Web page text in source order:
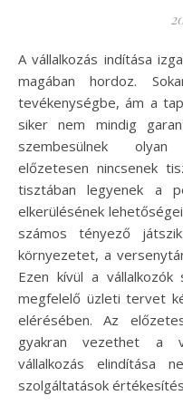
A vállalkozás indítása izgalmas, ugyanakkor sok kihívást is
magában hordoz.
tevékenységbe, ám a
siker nem mindig
szembesülnek olyan
előzetesen nincsenek
tisztában legyenek a
elkerülésének
számos tényező
környezetet, a
Ezen kívül a vállalkozók
megfelelő üzleti tervet
elérésében. Az
gyakran vezethet a
vállalkozás elindítása
szolgáltatások